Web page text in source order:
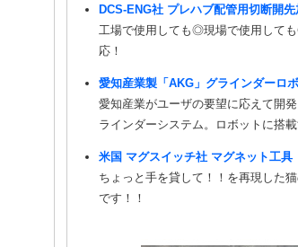
DCS-ENG社 プレハブ配管用切断開
工場で使用しても◎現場で使用して
応！
愛知産業製「AKG」グラインダーロ
愛知産業がユーザの要望に応えて開
ラインダーシステム。ロボットに搭
米国 マグスイッチ社 マグネット工具
ちょっと手を貸して！！を再現した
です！！